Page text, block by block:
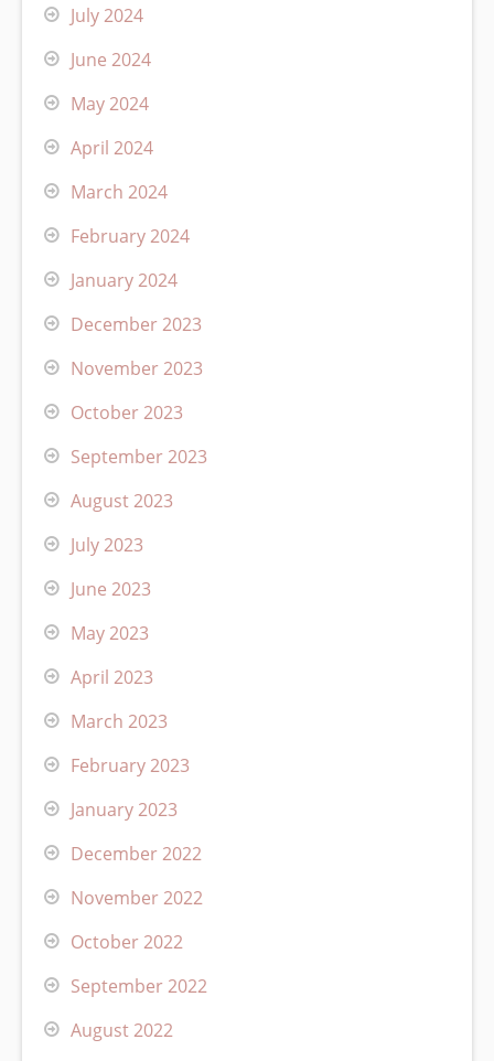
July 2024
June 2024
May 2024
April 2024
March 2024
February 2024
January 2024
December 2023
November 2023
October 2023
September 2023
August 2023
July 2023
June 2023
May 2023
April 2023
March 2023
February 2023
January 2023
December 2022
November 2022
October 2022
September 2022
August 2022